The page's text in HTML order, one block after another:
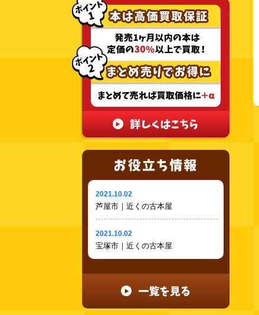
2021.10.02
芦屋市｜近くの古本屋
2021.10.02
宝塚市｜近くの古本屋